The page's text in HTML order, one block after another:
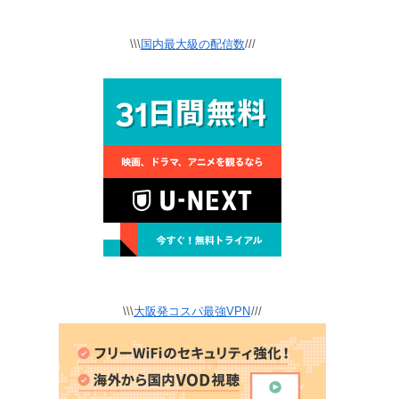
\\\国内最大級の配信数///
\\\大阪発コスパ最強VPN///